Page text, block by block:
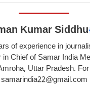
Kumar Siddhu
of experience in
in Chief of Samar India
Uttar Pradesh.
samarindia22@gmail.com